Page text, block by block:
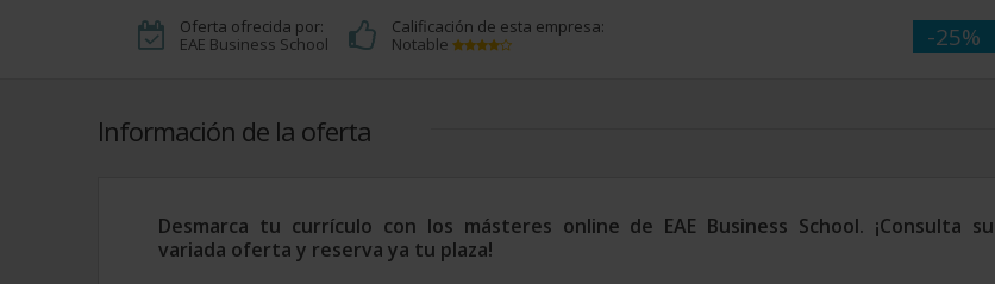
Oferta ofrecida por:
EAE Business School
Calificación de esta empresa:
Notable
-25%
Información de la oferta
Desmarca tu currículo con los másteres online de EAE Business School. ¡Consulta su
variada oferta y reserva ya tu plaza!